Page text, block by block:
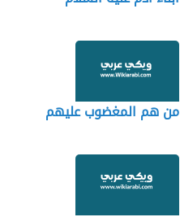
من هم المغضوب عليهم